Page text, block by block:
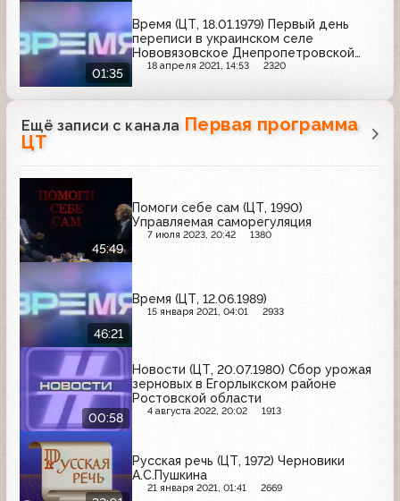
01:35
Время (ЦТ, 18.01.1979) Первый день
переписи в украинском селе
Нововязовское Днепропетровской
области
18 апреля 2021, 14:53 2320
Ещё записи с канала Первая программа
ЦТ
45:49
Помоги себе сам (ЦТ, 1990)
Управляемая саморегуляция
7 июля 2023, 20:42 1380
46:21
Время (ЦТ, 12.06.1989)
15 января 2021, 04:01 2933
00:58
Новости (ЦТ, 20.07.1980) Сбор урожая
зерновых в Егорлыкском районе
Ростовской области
4 августа 2022, 20:02 1913
Русская речь (ЦТ, 1972) Черновики
А.С.Пушкина
21 января 2021, 01:41 2669